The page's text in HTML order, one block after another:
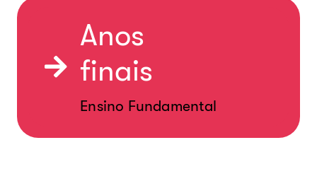
Anos
finais
Ensino Fundamental